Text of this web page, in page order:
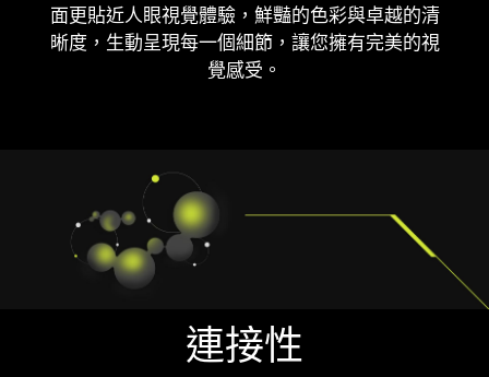
面更貼近人眼視覺體驗，鮮豔的色彩與卓越的清
晰度，生動呈現每一個細節，讓您擁有完美的視
覺感受。
連接性